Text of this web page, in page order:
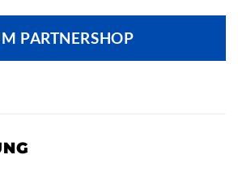
PARTNERSHOP